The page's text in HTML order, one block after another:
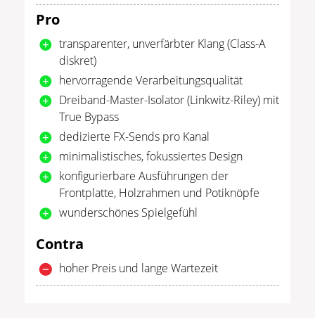
Pro
transparenter, unverfärbter Klang (Class-A
diskret)
hervorragende Verarbeitungsqualität
Dreiband-Master-Isolator (Linkwitz-Riley) mit
True Bypass
dedizierte FX-Sends pro Kanal
minimalistisches, fokussiertes Design
konfigurierbare Ausführungen der
Frontplatte, Holzrahmen und Potiknöpfe
wunderschönes Spielgefühl
Contra
hoher Preis und lange Wartezeit